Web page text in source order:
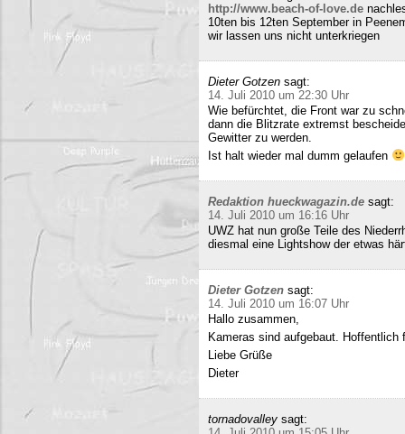
http://www.beach-of-love.de
10ten bis 12ten September in
wir lassen uns nicht unterkriegen
Dieter Gotzen sagt:
14. Juli 2010 um 22:30 Uhr
Wie befürchtet, die Front war zu
dann die Blitzrate extremst
Gewitter zu werden.
Ist halt wieder mal dumm gelaufen
Redaktion hueckwagazin.de sagt:
14. Juli 2010 um 16:16 Uhr
UWZ hat nun große Teile des
diesmal eine Lightshow der etwas
Dieter Gotzen sagt:
14. Juli 2010 um 16:07 Uhr
Hallo zusammen,
Kameras sind aufgebaut.
Liebe Grüße
Dieter
tornadovalley sagt: